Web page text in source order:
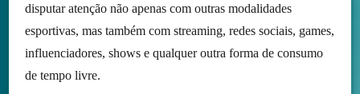
disputar atenção não apenas com outras modalidades
esportivas, mas também com streaming, redes sociais, games,
influenciadores, shows e qualquer outra forma de consumo
de tempo livre.